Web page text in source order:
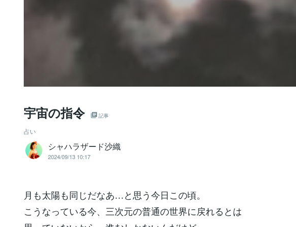
宇宙の指令 記事
占い
シャハラザード沙織
2024/09/13 10:17
月も太陽も同じだなあ…と思う今日この頃。
こうなっている今、三次元の普通の世界に戻れるとは